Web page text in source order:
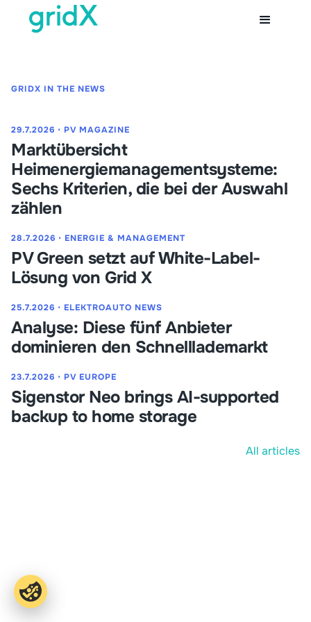
GRIDX IN THE NEWS
29.7.2026 ⋅ PV MAGAZINE
Marktübersicht
Heimenergiemanagementsysteme:
Sechs Kriterien, die bei der Auswahl
zählen
28.7.2026 ⋅ ENERGIE & MANAGEMENT
PV Green setzt auf White-Label-
Lösung von Grid X
25.7.2026 ⋅ ELEKTROAUTO NEWS
Analyse: Diese fünf Anbieter
dominieren den Schnelllademarkt
23.7.2026 ⋅ PV EUROPE
Sigenstor Neo brings AI-supported
backup to home storage
All articles